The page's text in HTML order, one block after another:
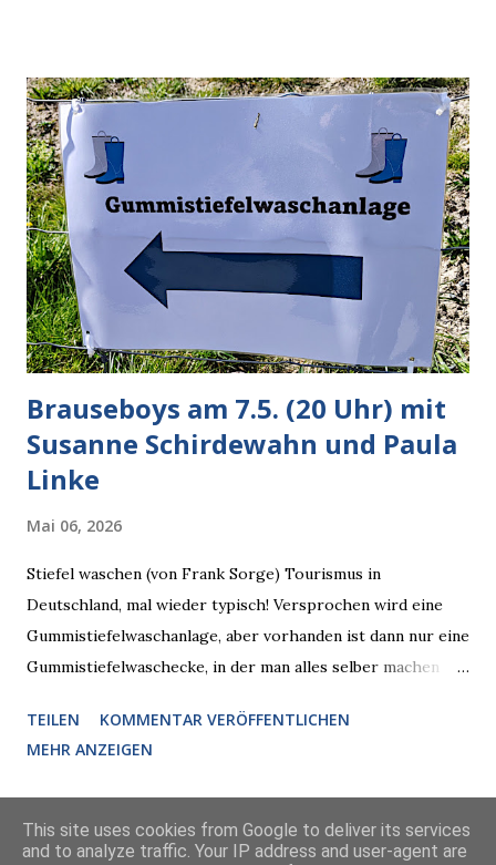
unauffälliger machen muss, damit die KI rechtslastig
argumentiert. So wird jetzt berichtet, dass der neue Grok
bei diversen Anfragen zu kontroversen Themen auf dem
Weg zu einer Antwort erst einmal Elons eigene Sicht der
Dinge auf Twitter abfragen und entscheidend relevant
verarbeiten muss. Das ist lächerlich und gefährlich
zugleich. Denn eine Information fehlt noch, Grok soll
künftig in den US-amerikanischen Behörden mitarbeiten,
zuvord...
Brauseboys am 7.5. (20 Uhr) mit
Susanne Schirdewahn und Paula
Linke
Mai 06, 2026
Stiefel waschen (von Frank Sorge) Tourismus in
Deutschland, mal wieder typisch! Versprochen wird eine
Gummistiefelwaschanlage, aber vorhanden ist dann nur eine
Gummistiefelwaschecke, in der man alles selber machen
Susanne Schirdewahn und Paula Linke Haus der Sinne
(Ystader Str. 10) Es war ein schöner Ausflug in den
Reisen. Vor allem, wenn man so doppelt erlesenen Besuch
bekommt wie diesen Donnerstag, da will man nicht
TEILEN
KOMMENTAR VERÖFFENTLICHEN
MEHR ANZEIGEN
This site uses cookies from Google to deliver its services
and to analyze traffic. Your IP address and user-agent are